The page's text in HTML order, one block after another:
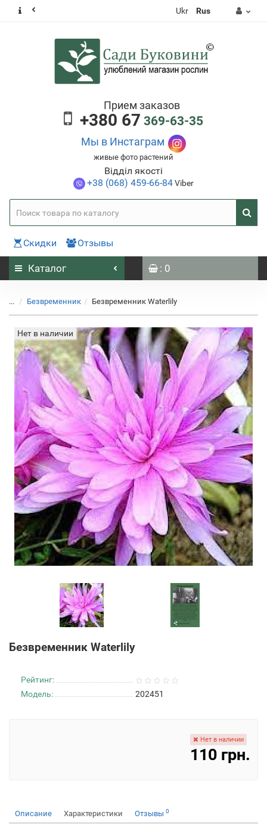
Ukr Rus
Прием заказов
+380 67 369-63-35
Мы в Инстаграм
живые фото растений
Відділ якості
+38 (068) 459-66-84Viber
Скидки Отзывы
Каталог : 0
... Безвременник Безвременник Waterlily
Нет в наличии
Безвременник Waterlily
Рейтинг:
Модель:
202451
Нет в наличии
110 грн.
Описание Характеристики Отзывы 0